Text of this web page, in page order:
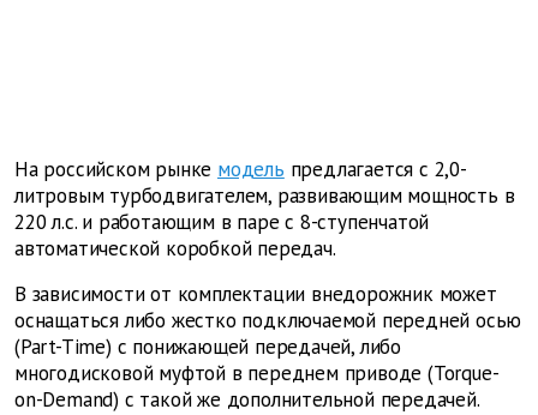
На российском рынке модель предлагается с 2,0-
литровым турбодвигателем, развивающим мощность в
220 л.с. и работающим в паре с 8-ступенчатой
автоматической коробкой передач.
В зависимости от комплектации внедорожник может
оснащаться либо жестко подключаемой передней осью
(Part-Time) с понижающей передачей, либо
многодисковой муфтой в переднем приводе (Torque-
on-Demand) с такой же дополнительной передачей.